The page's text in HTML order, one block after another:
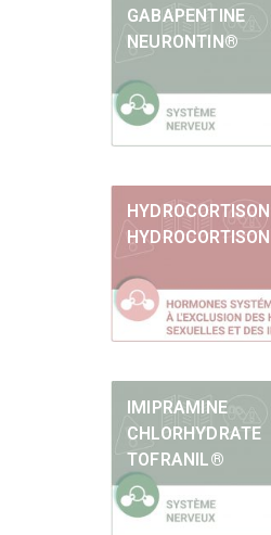
GABAPENTINE
NEURONTIN®
IMIPRAMINE
CHLORHYDRATE
TOFRANIL®